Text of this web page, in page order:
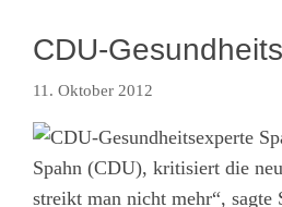
CDU-
11. Oktober 2012
Spahn (CDU), kritisiert die
streikt man nicht mehr“, sagte